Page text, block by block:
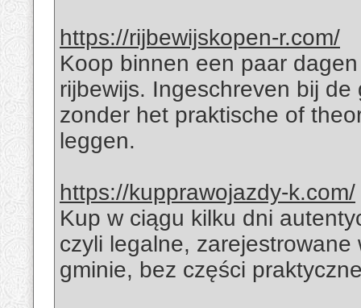
https://rijbewijskopen-r.com/
Koop binnen een paar
rijbewijs. Ingeschreven bij
zonder het praktische of
leggen.
https://kupprawojazdy-k.com/
Kup w ciągu kilku dni
czyli legalne,
gminie, bez części